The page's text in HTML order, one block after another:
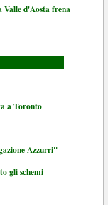
Valle d'Aosta frena
a Toronto
Azzurri"
gli schemi